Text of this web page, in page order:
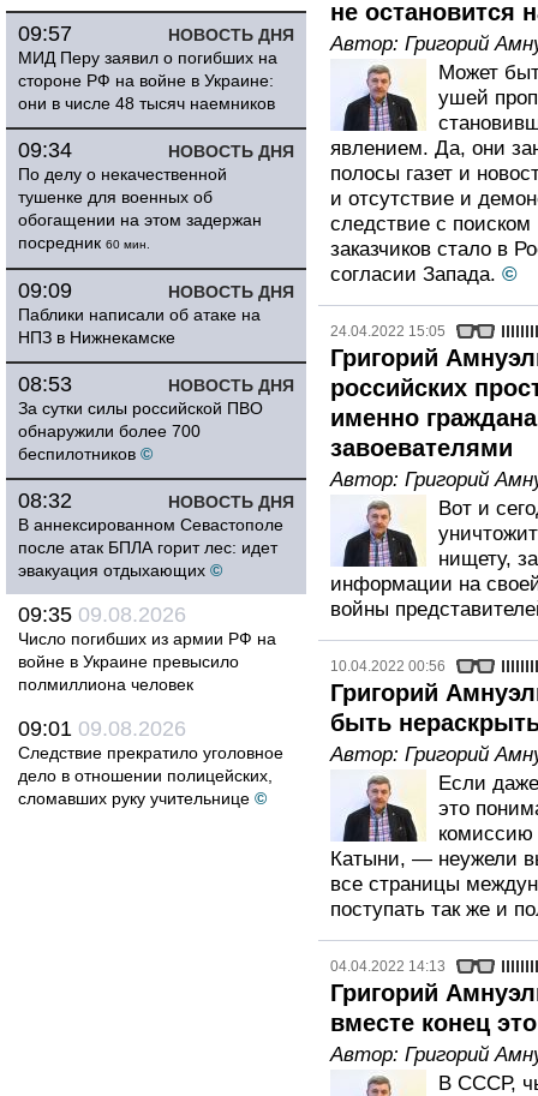
НОВОСТЬ ДНЯ
09:57
МИД Перу заявил о погибших на
стороне РФ на войне в Украине:
они в числе 48 тысяч наемников
НОВОСТЬ ДНЯ
09:34
По делу о некачественной
тушенке для военных об
обогащении на этом задержан
посредник 60 мин.
НОВОСТЬ ДНЯ
09:09
Паблики написали об атаке на
НПЗ в Нижнекамске
НОВОСТЬ ДНЯ
08:53
За сутки силы российской ПВО
обнаружили более 700
беспилотников ©
НОВОСТЬ ДНЯ
08:32
В аннексированном Севастополе
после атак БПЛА горит лес: идет
эвакуация отдыхающих ©
09:35 09.08.2026
Число погибших из армии РФ на
войне в Украине превысило
полмиллиона человек
09:01 09.08.2026
Следствие прекратило уголовное
дело в отношении полицейских,
сломавших руку учительнице ©
не остановится
Автор: Григорий
Может
ушей
явлением. Да, они
полосы газет и
и отсутствие и
следствие с поиском
заказчиков стало в
согласии Запада. ©
24.04.2022 15:05
Григорий
российских
именно
завоевателями
Автор: Григорий
Вот и
нищету,
информации на
войны
10.04.2022 00:56
Григорий
быть
Автор: Григорий
Если
это
комиссию
Катыни, — неужели
все страницы
поступать так же и
04.04.2022 14:13
Григорий
вместе конец
Автор: Григорий
В СССР,